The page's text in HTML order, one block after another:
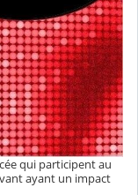
qui participent au
ayant un impact